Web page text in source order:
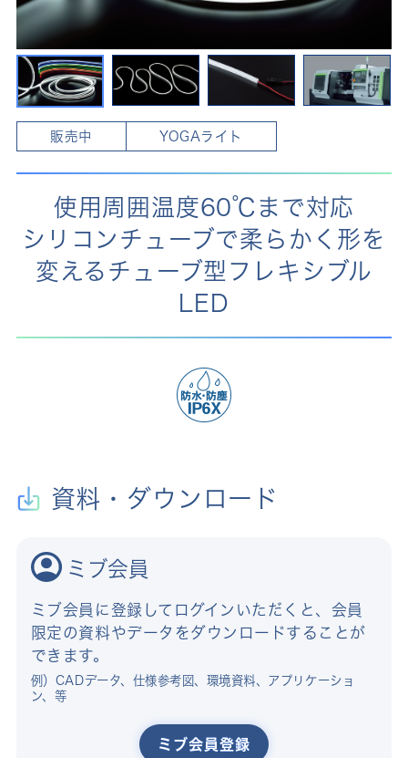
販売中 YOGAライト
使用周囲温度60℃まで対応
シリコンチューブで柔らかく形を
変えるチューブ型フレキシブル
LED
資料・ダウンロード
ミブ会員
ミブ会員に登録してログインいただくと、会員
限定の資料やデータをダウンロードすることが
できます。
例）CADデータ、仕様参考図、環境資料、アプリケーショ
ン、等
ミブ会員登録